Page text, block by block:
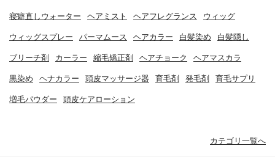
寝癖直しウォーター ヘアミスト ヘアフレグランス ウィッグ
ウィッグスプレー パーマムース ヘアカラー 白髪染め 白髪隠し
ブリーチ剤 カーラー 縮毛矯正剤 ヘアチョーク ヘアマスカラ
黒染め ヘナカラー 頭皮マッサージ器 育毛剤 発毛剤 育毛サプリ
増毛パウダー 頭皮ケアローション
カテゴリ一覧へ